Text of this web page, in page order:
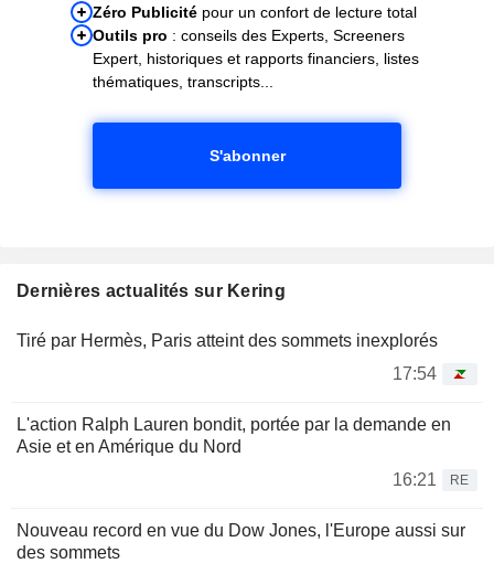
Zéro Publicité pour un confort de lecture total
Outils pro : conseils des Experts, Screeners
Expert, historiques et rapports financiers, listes
thématiques, transcripts...
S'abonner
Dernières actualités sur Kering
Tiré par Hermès, Paris atteint des sommets inexplorés
17:54
L'action Ralph Lauren bondit, portée par la demande en
Asie et en Amérique du Nord
16:21
RE
Nouveau record en vue du Dow Jones, l'Europe aussi sur
des sommets